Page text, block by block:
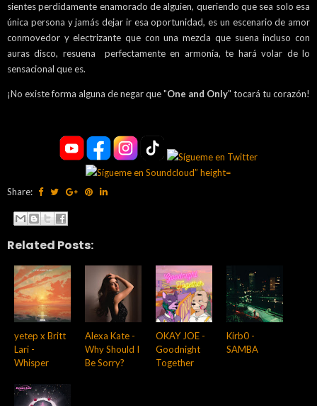
sientes perdidamente enamorado de alguien, queriendo que sea solo esa
única persona y jamás dejar ir esa oportunidad, es un escenario de amor
conmovedor y electrizante que con una mezcla que suena incluso con
auras disco, resuena perfectamente en armonía, te hará volar de lo
sensacional que es.
¡No existe forma alguna de negar que "One and Only" tocará tu corazón!
Share:
Related Posts:
yetep x Britt
Lari -
Whisper
Alexa Kate -
Why Should I
Be Sorry?
OKAY JOE -
Goodnight
Together
Kirb0 -
SAMBA